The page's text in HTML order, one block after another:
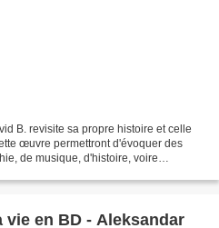
B. revisite sa propre histoire et celle
œuvre permettront d'évoquer des
de musique, d'histoire, voire
en BD - Aleksandar